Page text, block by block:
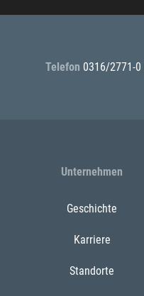
Telefon 0316/2771-0
Unternehmen
Geschichte
Karriere
Standorte